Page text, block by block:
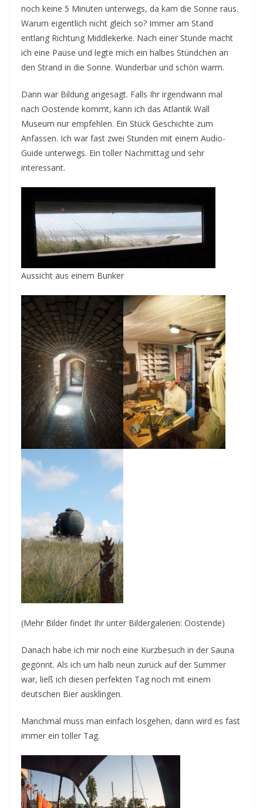
noch keine 5 Minuten unterwegs, da kam die Sonne raus.
Warum eigentlich nicht gleich so? Immer am Stand
entlang Richtung Middlekerke. Nach einer Stunde macht
ich eine Pause und legte mich ein halbes Stündchen an
den Strand in die Sonne. Wunderbar und schön warm.
Dann war Bildung angesagt. Falls Ihr irgendwann mal
nach Oostende kommt, kann ich das Atlantik Wall
Museum nur empfehlen. Ein Stück Geschichte zum
Anfassen. Ich war fast zwei Stunden mit einem Audio-
Guide unterwegs. Ein toller Nachmittag und sehr
interessant.
Aussicht aus einem Bunker
(Mehr Bilder findet Ihr unter Bildergalerien: Oostende)
Danach habe ich mir noch eine Kurzbesuch in der Sauna
gegönnt. Als ich um halb neun zurück auf der Summer
war, ließ ich diesen perfekten Tag noch mit einem
deutschen Bier ausklingen.
Manchmal muss man einfach losgehen, dann wird es fast
immer ein toller Tag.